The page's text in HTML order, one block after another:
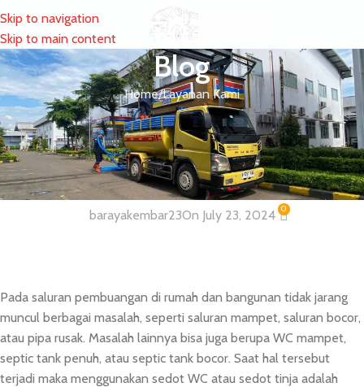
Skip to navigation
Skip to main content
MENU
Blog
Home Layanan Kami
LAYANAN KAMI
Penyedia Armada Tanki Sedot WC
Jakarta Terpercaya
barayakembar23On July 23, 2024 0
Pada saluran pembuangan di rumah dan bangunan tidak jarang
muncul berbagai masalah, seperti saluran mampet, saluran bocor,
atau pipa rusak. Masalah lainnya bisa juga berupa WC mampet,
septic tank penuh, atau septic tank bocor. Saat hal tersebut
terjadi maka menggunakan sedot WC atau sedot tinja adalah